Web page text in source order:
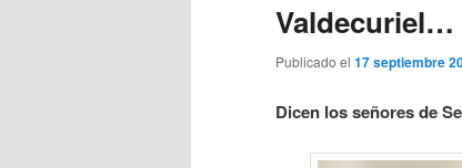
Valdecuriel…
Publicado el 17 septiembre
Dicen los señores de